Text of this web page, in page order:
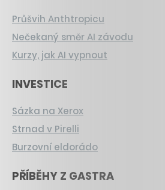
Průšvih Anthtropicu
Nečekaný směr AI závodu
Kurzy, jak AI vypnout
INVESTICE
Sázka na Xerox
Strnad v Pirelli
Burzovní eldorádo
PŘÍBĚHY Z GASTRA